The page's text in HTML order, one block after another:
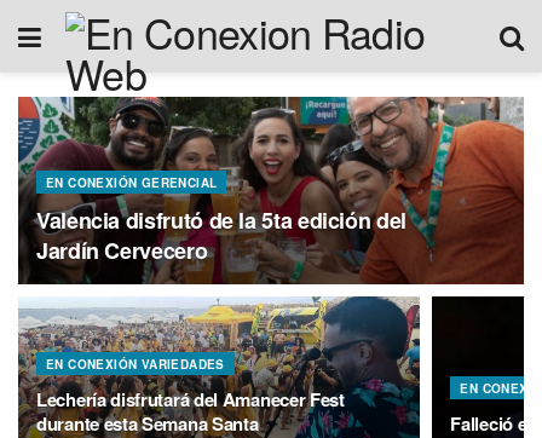
EN CONEXIÓN GERENCIAL
Valencia disfrutó de la 5ta edición del
Jardín Cervecero
EN CONEXIÓN VARIEDADES
Lechería disfrutará del Amanecer Fest
durante esta Semana Santa
EN
Falleció el